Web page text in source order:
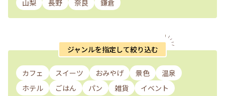
山梨 長野 奈良 鎌倉
ジャンルを指定して絞り込む
カフェ スイーツ おみやげ 景色
温泉
ホテル
ごはん パン 雑貨 イベント